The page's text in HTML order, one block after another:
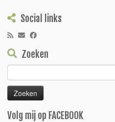
Social links
Zoeken
Zoeken
naar:
Volg mij op FACEBOOK